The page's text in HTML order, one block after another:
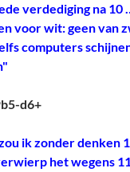
verdediging na
voor wit: geen van
computers
d6+
ik zonder denken
het wegens